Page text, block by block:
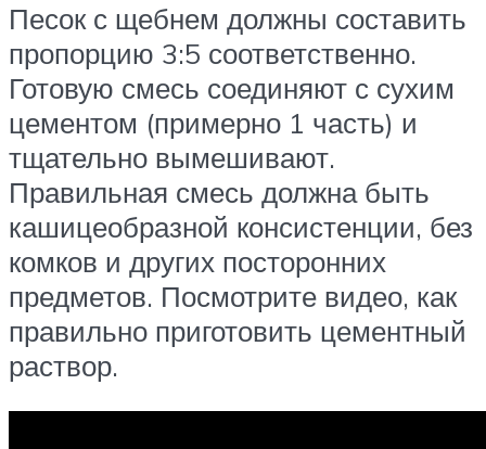
Песок с щебнем должны составить
пропорцию 3:5 соответственно.
Готовую смесь соединяют с сухим
цементом (примерно 1 часть) и
тщательно вымешивают.
Правильная смесь должна быть
кашицеобразной консистенции, без
комков и других посторонних
предметов. Посмотрите видео, как
правильно приготовить цементный
раствор.